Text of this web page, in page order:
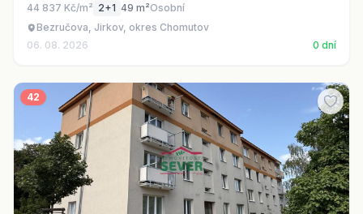
44 837 Kč/m² 2+1 49 m²Osobní
Bezručova, Jirkov, okres Chomutov
06. 08. 2026
0 dní
42